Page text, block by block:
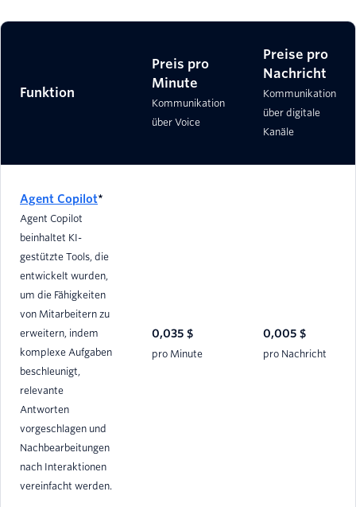
Funktion
Preis pro
Minute
Kommunikation
über Voice
Preise pro
Nachricht
Kommunikation
über digitale
Kanäle
Agent Copilot*
Agent Copilot
beinhaltet KI-
gestützte Tools, die
entwickelt wurden,
um die Fähigkeiten
von Mitarbeitern zu
erweitern, indem
komplexe Aufgaben
beschleunigt,
relevante
Antworten
vorgeschlagen und
Nachbearbeitungen
nach Interaktionen
vereinfacht werden.
0,035 $
pro Minute
0,005 $
pro Nachricht